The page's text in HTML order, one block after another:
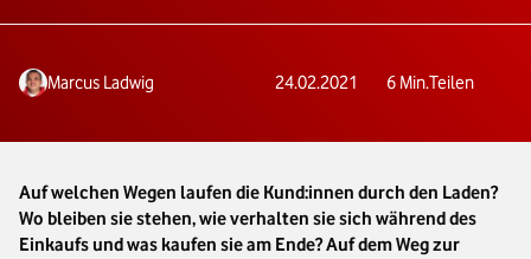
Marcus Ladwig 24.02.2021 6 Min.Teilen
Auf welchen Wegen laufen die Kund:innen durch den Laden?
Wo bleiben sie stehen, wie verhalten sie sich während des
Einkaufs und was kaufen sie am Ende? Auf dem Weg zur